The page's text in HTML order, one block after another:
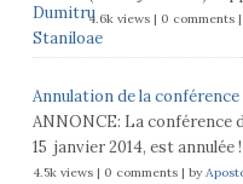
4.6k views| 0 comments|
Annulation de la conférence
ANNONCE: La conférence du P. Yves Dulac de ce soir, mercredi
4.5k views| 0 comments| by